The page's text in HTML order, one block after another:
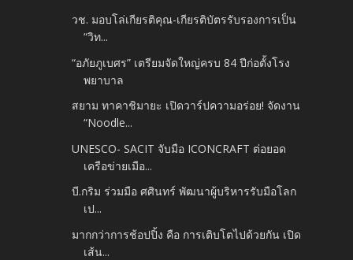
วช. มอบโล่เกียรติคุณ-เกียรติบัตรรับรองการเป็น
“วิท...
“อภัยภูเบศร” เตรียมจัดใหญ่ครบ 84 ปีก่อตั้งโรง
พยาบาล
สยาม ทาคาชิมายะ เปิดวาร์ปความอร่อย! จัดงาน
“Noodle...
UNESCO- SACIT จับมือ ICONCRAFT ต่อยอด
เครือข่ายเมือ...
บี.​กริม ร่วมมือ ศศินทร์ พัฒนาผู้บริหารรับมือโลก
เป...
มากกว่าการช้อปปิ้ง คือ การเติบโตไปด้วยกัน เปิด
เส้น...